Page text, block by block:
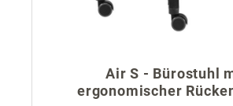
Air S - Bürostuhl
ergonomischer